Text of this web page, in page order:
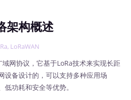
架构概述
, LoRaWAN
网协议，它基于LoRa技术来实现长距
设备设计的，可以支持多种应用场
功耗和安全等优势。